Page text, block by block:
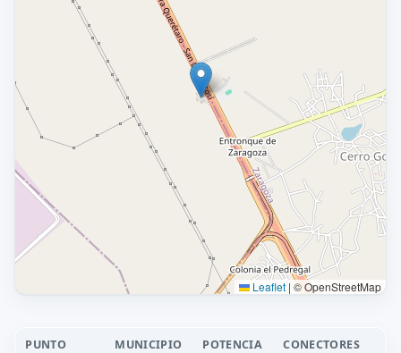
Leaflet | © OpenStreetMap
PUNTO MUNICIPIO POTENCIA CONECTORES